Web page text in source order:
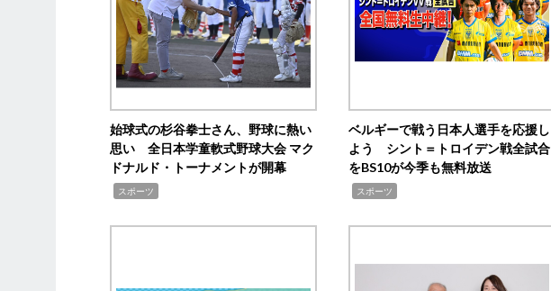
始球式の杉谷拳士さん、野球に熱い
思い 全日本学童軟式野球大会 マク
ドナルド・トーナメントが開幕
スポーツ
ベルギーで戦う日本人選手を応援し
よう シント＝トロイデン戦全試合
をBS10が今季も無料放送
スポーツ